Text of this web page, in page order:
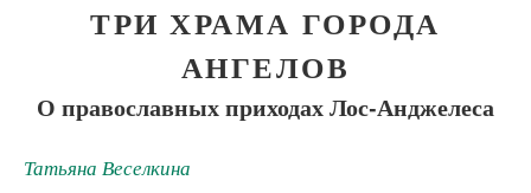
ТРИ ХРАМА ГОРОДА
АНГЕЛОВ
О православных приходах Лос-Анджелеса
Татьяна Веселкина